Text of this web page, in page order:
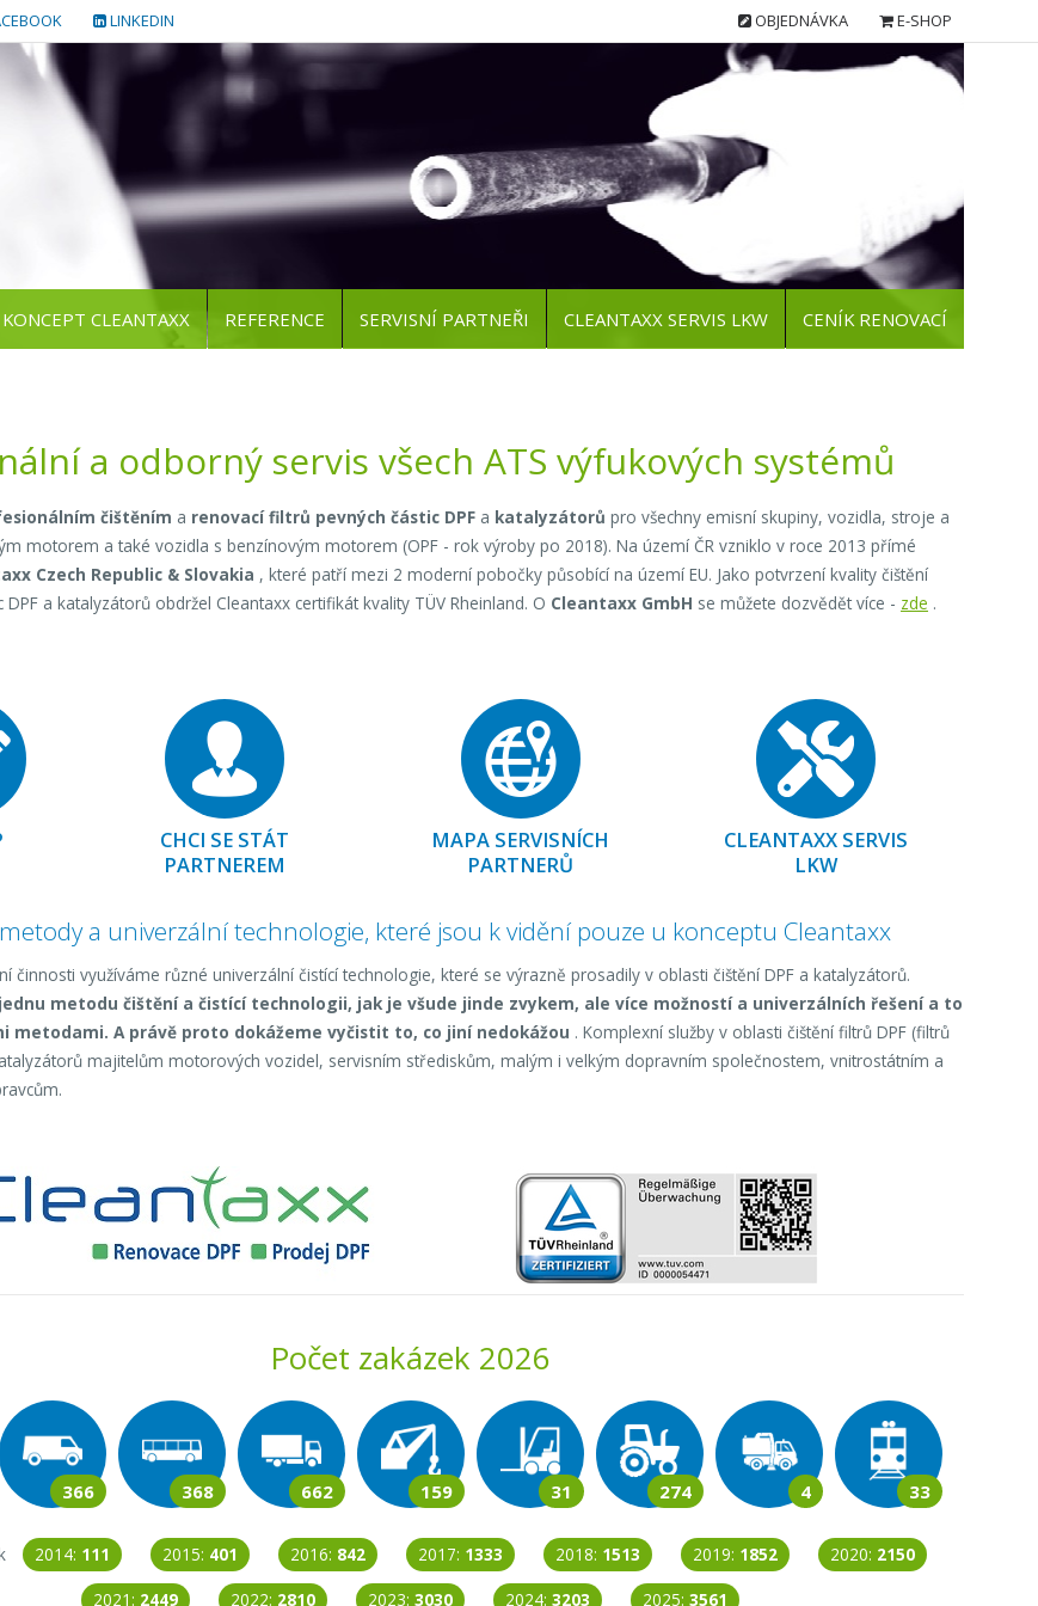
LINKEDIN OBJEDNÁVKA E-SHOP
a odborný servis všech ATS výfukových systémů
čištěním a renovací filtrů pevných částic DPF a katalyzátorů pro všechny emisní skupiny, vozidla, stroje a
motorem a také vozidla s benzínovým motorem (OPF - rok výroby po 2018). Na území ČR vzniklo v roce 2013 přímé
Czech Republic & Slovakia , které patří mezi 2 moderní pobočky působící na území EU. Jako potvrzení kvality čištění
a katalyzátorů obdržel Cleantaxx certifikát kvality TÜV Rheinland. O Cleantaxx GmbH se můžete dozvědět více - zde .
CHCI SE STÁT
PARTNEREM
MAPA SERVISNÍCH
PARTNERŮ
CLEANTAXX SERVIS
LKW
a univerzální technologie, které jsou k vidění pouze u konceptu Cleantaxx
činnosti využíváme různé univerzální čistící technologie, které se výrazně prosadily v oblasti čištění DPF a katalyzátorů.
metodu čištění a čistící technologii, jak je všude jinde zvykem, ale více možností a univerzálních řešení a to
metodami. A právě proto dokážeme vyčistit to, co jiní nedokážou . Komplexní služby v oblasti čištění filtrů DPF (filtrů
majitelům motorových vozidel, servisním střediskům, malým i velkým dopravním společnostem, vnitrostátním a
Počet zakázek 2026
366 368 662 159 31 274 4 33
2014: 111 2015: 401 2016: 842 2017: 1333 2018: 1513 2019: 1852 2020: 2150
2021: 2449 2022: 2810 2023: 3030 2024: 3203 2025: 3561
KONCEPT CLEANTAXX REFERENCE SERVISNÍ PARTNEŘI CLEANTAXX SERVIS LKW CENÍK RENOVACÍ